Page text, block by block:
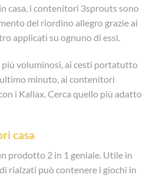
casa, i contenitori 3sprouts sono
del riordino allegro grazie ai
applicati su ognuno di essi.
più voluminosi, ai cesti portatutto
minuto, ai contenitori
i Kallax. Cerca quello più adatto
casa
prodotto 2 in 1 geniale. Utile in
rialzati può contenere i giochi in